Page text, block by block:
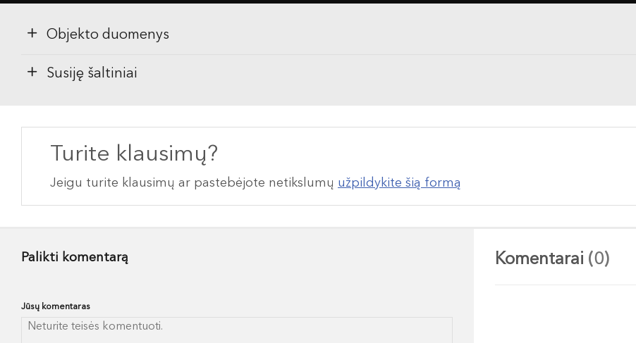
Objekto duomenys
Susiję šaltiniai
Turite klausimų?
Jeigu turite klausimų ar pastebėjote netikslumų užpildykite šią formą
Palikti komentarą
Jūsų komentaras
Komentarai (0)